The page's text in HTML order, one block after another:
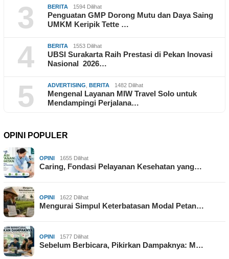
3 BERITA 1594 Dilihat
Penguatan GMP Dorong Mutu dan Daya Saing
UMKM Keripik Tette …
4 BERITA 1553 Dilihat
UBSI Surakarta Raih Prestasi di Pekan Inovasi
Nasional 2026…
5 ADVERTISING BERITA 1482 Dilihat
Mengenal Layanan MIW Travel Solo untuk
Mendampingi Perjalana…
OPINI POPULER
OPINI 1655 Dilihat
Caring, Fondasi Pelayanan Kesehatan yang…
OPINI 1622 Dilihat
Mengurai Simpul Keterbatasan Modal Petan…
OPINI 1577 Dilihat
Sebelum Berbicara, Pikirkan Dampaknya: M…